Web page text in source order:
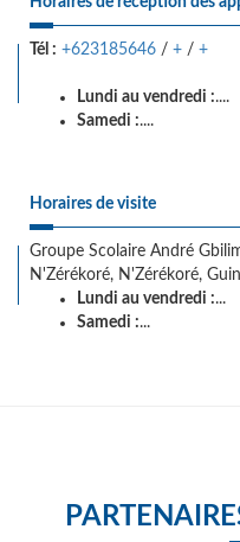
Tél : +623185646 / + / +
Lundi au vendredi :....
Samedi :....
Horaires de visite
Groupe Scolaire André
N'Zérékoré, N'Zérékoré,
Lundi au vendredi :...
Samedi :...